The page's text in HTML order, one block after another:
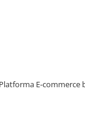
Platforma E-commerce